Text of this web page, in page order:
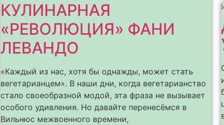
КУЛИНАРНАЯ
«РЕВОЛЮЦИЯ» ФАНИ
ЛЕВАНДО
«Каждый из нас, хотя бы однажды, может стать
вегетарианцем». В наши дни, когда вегетарианство
стало своеобразной модой, эта фраза не вызывает
особого удивления. Но давайте перенесёмся в
Вильнюс межвоенного времени,